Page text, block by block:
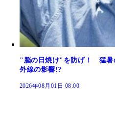
"脳の日焼け"を防げ！ 猛暑
外線の影響!?
2026年08月01日 08:00